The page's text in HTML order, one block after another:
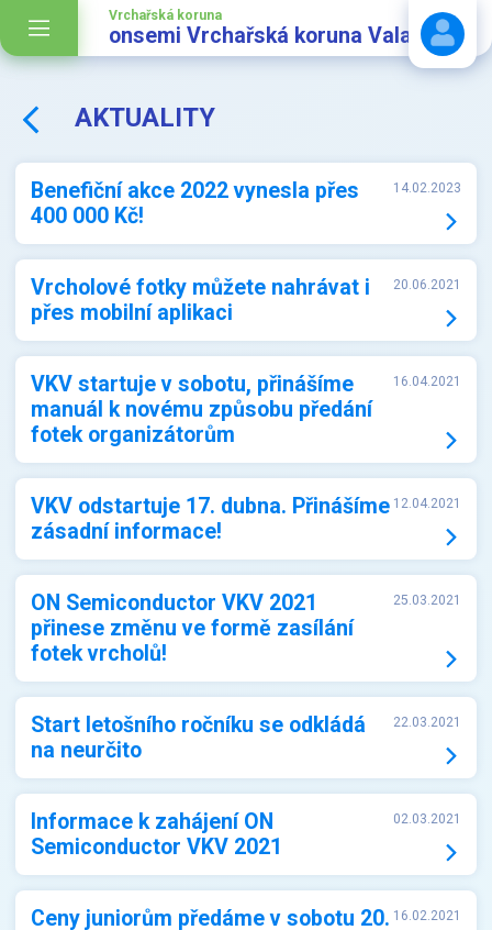
Vrchařská koruna
onsemi Vrchařská koruna Valašska
AKTUALITY
Benefiční akce 2022 vynesla přes
400 000 Kč!
14.02.2023
Vrcholové fotky můžete nahrávat i
přes mobilní aplikaci
20.06.2021
VKV startuje v sobotu, přinášíme
manuál k novému způsobu předání
fotek organizátorům
16.04.2021
VKV odstartuje 17. dubna. Přinášíme
zásadní informace!
12.04.2021
ON Semiconductor VKV 2021
přinese změnu ve formě zasílání
fotek vrcholů!
25.03.2021
Start letošního ročníku se odkládá
na neurčito
22.03.2021
Informace k zahájení ON
Semiconductor VKV 2021
02.03.2021
Ceny juniorům předáme v sobotu 20. 16.02.2021